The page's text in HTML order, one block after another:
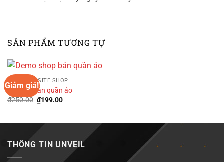
SẢN PHẨM TƯƠNG TỰ
Giảm giá!
DEMO WEBSITE SHOP
Website bán quần áo
₫250.00 Giá
gốc
₫199.00Giá
THÔNG TIN UNVEIL